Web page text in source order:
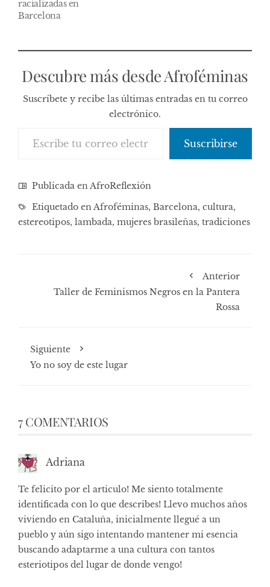
racializadas en
Barcelona
Descubre más desde Afroféminas
Suscríbete y recibe las últimas entradas en tu correo
electrónico.
Suscribirse
Publicada enAfroReflexión
Etiquetado enAfroféminas, Barcelona, cultura,
estereotipos, lambada, mujeres brasileñas, tradiciones
Anterior
Taller de Feminismos Negros en la Pantera
Rossa
Siguiente
Yo no soy de este lugar
7 COMENTARIOS
Adriana
Te felicito por el articulo! Me siento totalmente
identificada con lo que describes! Llevo muchos años
viviendo en Cataluña, inicialmente llegué a un
pueblo y aún sigo intentando mantener mi esencia
buscando adaptarme a una cultura con tantos
esteriotipos del lugar de donde vengo!